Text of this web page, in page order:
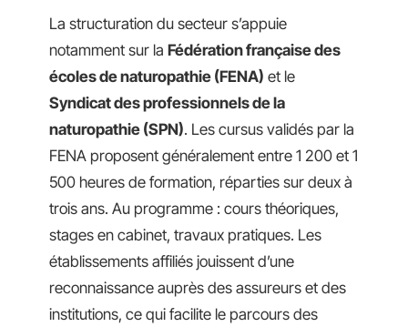
La structuration du secteur s’appuie
notamment sur la Fédération française des
écoles de naturopathie (FENA) et le
Syndicat des professionnels de la
naturopathie (SPN). Les cursus validés par la
FENA proposent généralement entre 1 200 et 1
500 heures de formation, réparties sur deux à
trois ans. Au programme : cours théoriques,
stages en cabinet, travaux pratiques. Les
établissements affiliés jouissent d’une
reconnaissance auprès des assureurs et des
institutions, ce qui facilite le parcours des